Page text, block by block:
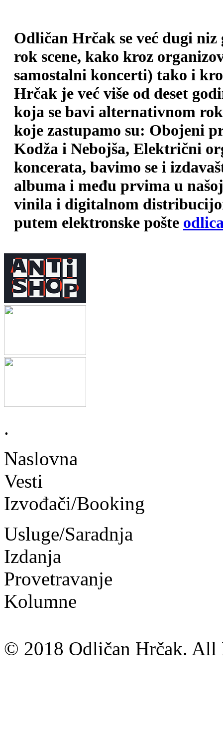
Odličan Hrčak se već dugi
rok scene, kako kroz
samostalni koncerti) tako i
Hrčak je već više od deset
koja se bavi alternativnom
koje zastupamo su: Obojeni
Kodža i Nebojša, Električni
koncerata, bavimo se i
albuma i među prvima u
vinila i digitalnom
putem elektronske pošte
.
Naslovna
Vesti
Izvođači/Booking
Usluge/Saradnja
Izdanja
Provetravanje
Kolumne
© 2018 Odličan Hrčak. All